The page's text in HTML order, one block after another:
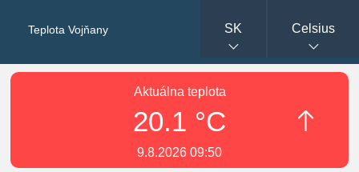
Teplota Vojňany SK Celsius
Aktuálna teplota
20.1 °C
9.8.2026 09:50